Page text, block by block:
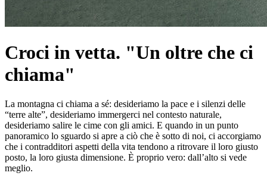
Croci in vetta. "Un oltre che ci
chiama"
La montagna ci chiama a sé: desideriamo la pace e i silenzi delle
“terre alte”, desideriamo immergerci nel contesto naturale,
desideriamo salire le cime con gli amici. E quando in un punto
panoramico lo sguardo si apre a ciò che è sotto di noi, ci accorgiamo
che i contradditori aspetti della vita tendono a ritrovare il loro giusto
posto, la loro giusta dimensione. È proprio vero: dall’alto si vede
meglio.